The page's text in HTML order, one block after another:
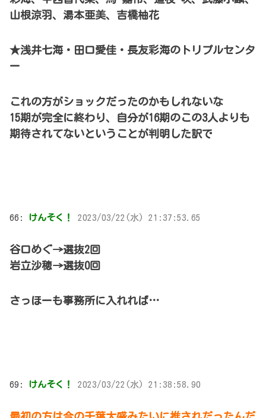
山根涼羽、湯本亜美、吉橋柚花
★浅井七海・田口愛佳・長友彩海のトリプルセンタ
ー
これの方がショックだったのかもしれないな
15期が完全に終わり、自分が16期のこの3人よりも
期待されてないということが判明した訳で
66: けんそく！ 2023/03/22(水) 21:37:53.65
谷口めぐ→選抜2回
岩立沙穂→選抜0回
さっほーも事務所に入れれば…
69: けんそく！ 2023/03/22(水) 21:38:58.90